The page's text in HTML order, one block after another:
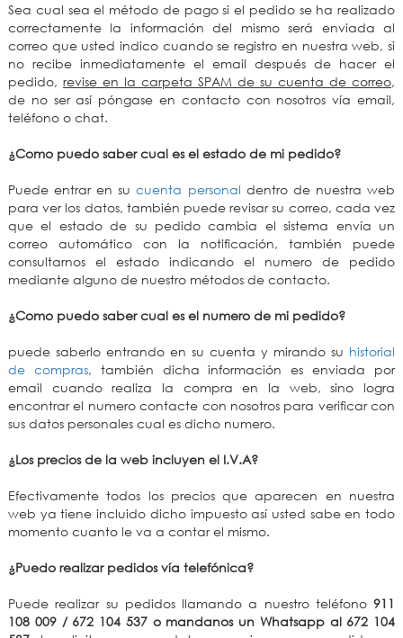
Sea cual sea el método de pago si el pedido se ha realizado
correctamente la información del mismo será enviada al
correo que usted indico cuando se registro en nuestra web, si
no recibe inmediatamente el email después de hacer el
pedido, revise en la carpeta SPAM de su cuenta de correo,
de no ser así póngase en contacto con nosotros vía email,
teléfono o chat.
¿Como puedo saber cual es el estado de mi pedido?
Puede entrar en sucuenta personal dentro de nuestra web
para ver los datos, también puede revisar su correo, cada vez
que el estado de su pedido cambia el sistema envía un
correo automático con la notificación, también puede
consultarnos el estado indicando el numero de pedido
mediante alguno de nuestro métodos de contacto.
¿Como puedo saber cual es el numero de mi pedido?
puede saberlo entrando en su cuenta y mirando su historial
de compras, también dicha información es enviada por
email cuando realiza la compra en la web, sino logra
encontrar el numero contacte con nosotros para verificar con
sus datos personales cual es dicho numero.
¿Los precios de la web incluyen el I.V.A?
Efectivamente todos los precios que aparecen en nuestra
web ya tiene incluido dicho impuesto así usted sabe en todo
momento cuanto le va a contar el mismo.
¿Puedo realizar pedidos vía telefónica?
Puede realizar su pedidos llamando a nuestro teléfono 911
108 009 / 672 104 537 o mandanos un Whatsapp al 672 104